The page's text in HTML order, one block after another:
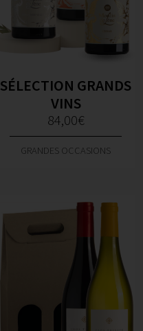
SÉLECTION GRANDS
VINS
84,00€
GRANDES OCCASIONS